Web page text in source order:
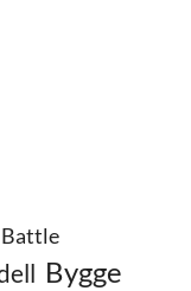
Battle
Bygge